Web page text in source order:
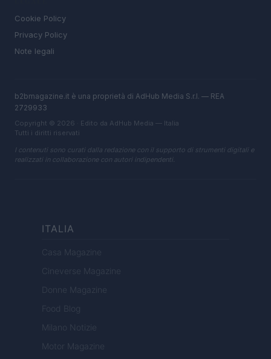
Cookie Policy
Privacy Policy
Note legali
b2bmagazine.it è una proprietà di AdHub Media S.r.l. — REA
2729933
Copyright © 2026 · Edito da AdHub Media — Italia
Tutti i diritti riservati
I contenuti sono curati dalla redazione con il supporto di strumenti digitali e
realizzati in collaborazione con autori indipendenti.
ITALIA
Casa Magazine
Cineverse Magazine
Donne Magazine
Food Blog
Milano Notizie
Motor Magazine